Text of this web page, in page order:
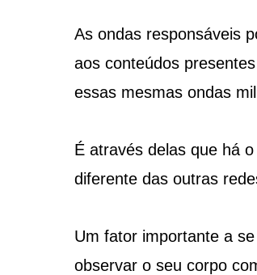
As ondas responsáveis
aos conteúdos
essas mesmas ondas
É através delas que há
diferente das outras
Um fator importante a
observar o seu corpo